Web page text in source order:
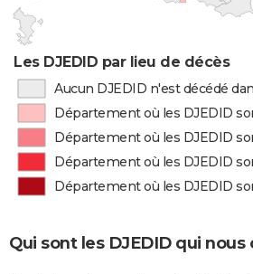
Les DJEDID par lieu de décès
Aucun DJEDID n'est décédé
Département où les DJEDID
Département où les DJEDID
Département où les DJEDID
Département où les DJEDID
Qui sont les DJEDID qui